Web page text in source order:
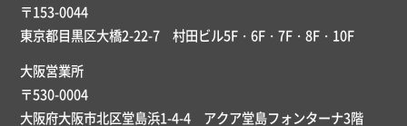
〒153-0044
東京都目黒区大橋2-22-7 村田ビル5F・6F・7F・8F・10F
大阪営業所
〒530-0004
大阪府大阪市北区堂島浜1-4-4 アクア堂島フォンターナ3階